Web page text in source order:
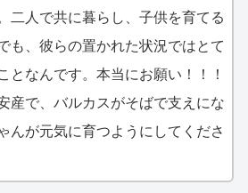
二人で共に暮らし、子供を育てる
も、彼らの置かれた状況ではとて
となんです。本当にお願い！！！
産で、バルカスがそばで支えにな
んが元気に育つようにしてくださ